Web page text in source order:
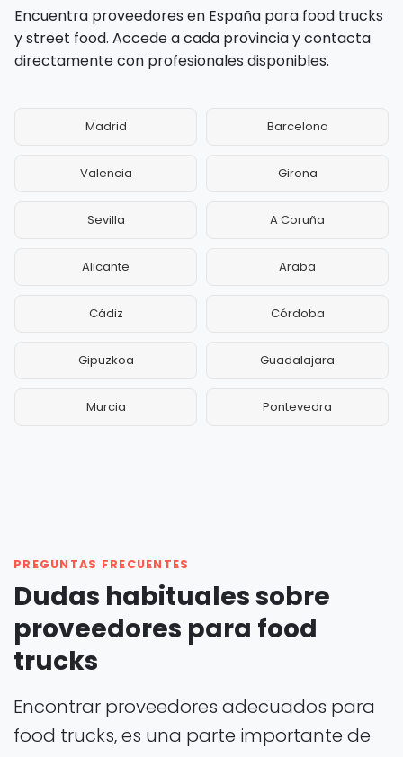
Encuentra proveedores en España para food trucks
y street food. Accede a cada provincia y contacta
directamente con profesionales disponibles.
Madrid Barcelona
Valencia Girona
Sevilla A Coruña
Alicante Araba
Cádiz Córdoba
Gipuzkoa Guadalajara
Murcia Pontevedra
PREGUNTAS FRECUENTES
Dudas habituales sobre
proveedores para food
trucks
Encontrar proveedores adecuados para
food trucks, es una parte importante de